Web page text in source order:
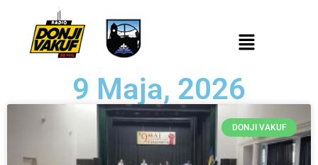
9 Maja, 2026
DONJI VAKUF